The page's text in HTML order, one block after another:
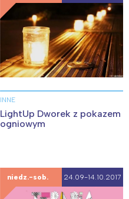
INNE
LightUp Dworek z pokazem
ogniowym
niedz.-sob. 24.09-14.10.2017